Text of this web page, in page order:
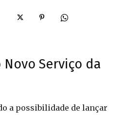
Serviço da
a possibilidade de lançar